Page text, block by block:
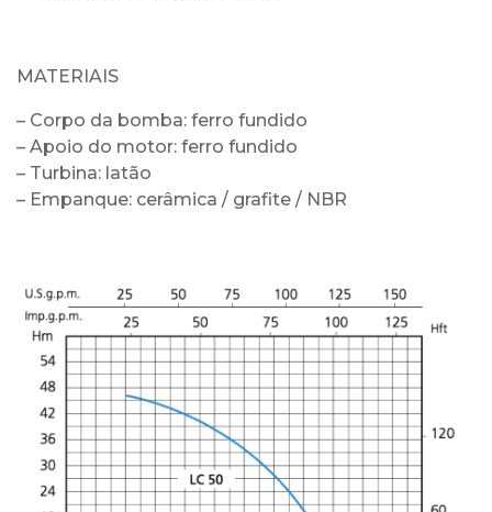
MATERIAIS
– Corpo da bomba: ferro fundido
– Apoio do motor: ferro fundido
– Turbina: latão
– Empanque: cerâmica / grafite / NBR